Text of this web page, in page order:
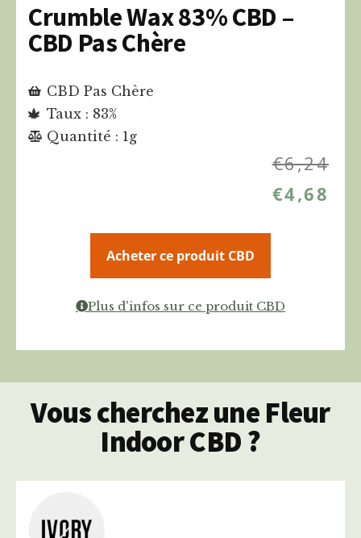
Crumble Wax 83% CBD –
CBD Pas Chère
CBD Pas Chère
Taux : 83%
Quantité : 1g
€6,24
€4,68
Acheter ce produit CBD
Plus d'infos sur ce produit CBD
Vous cherchez une Fleur
Indoor CBD ?